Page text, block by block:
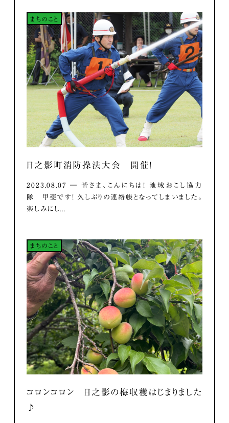
まちのこと
日之影町消防操法大会 開催！
2023.08.07 ― 皆さま、こんにちは！ 地域おこし協力
隊 甲斐です！ 久しぶりの連絡帳となってしまいました。
楽しみにし...
まちのこと
コロンコロン 日之影の梅収穫はじまりました
♪